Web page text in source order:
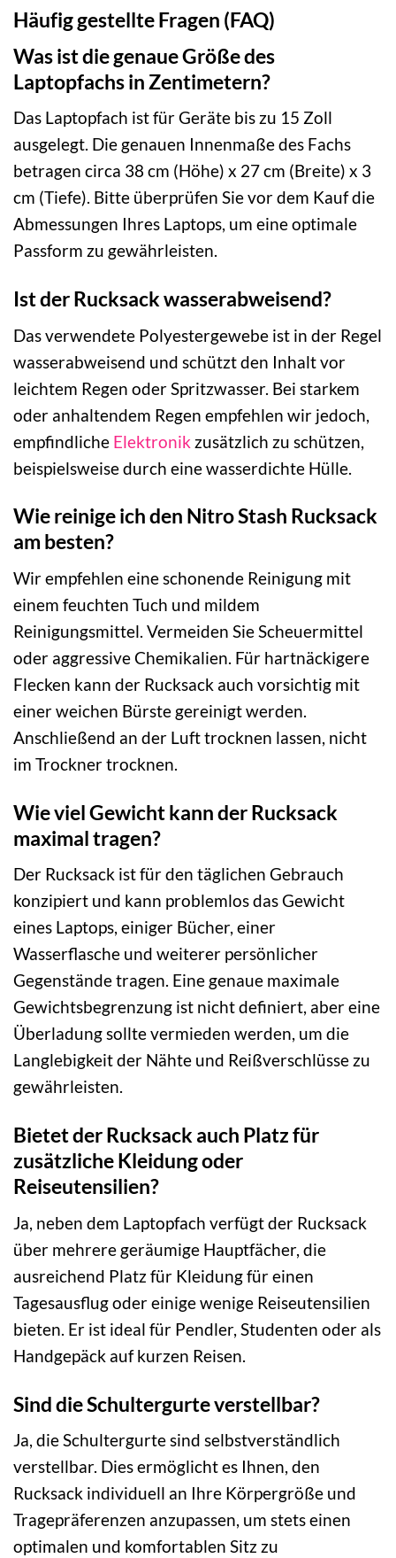
Häufig gestellte Fragen (FAQ)
Was ist die genaue Größe des
Laptopfachs in Zentimetern?
Das Laptopfach ist für Geräte bis zu 15 Zoll
ausgelegt. Die genauen Innenmaße des Fachs
betragen circa 38 cm (Höhe) x 27 cm (Breite) x 3
cm (Tiefe). Bitte überprüfen Sie vor dem Kauf die
Abmessungen Ihres Laptops, um eine optimale
Passform zu gewährleisten.
Ist der Rucksack wasserabweisend?
Das verwendete Polyestergewebe ist in der Regel
wasserabweisend und schützt den Inhalt vor
leichtem Regen oder Spritzwasser. Bei starkem
oder anhaltendem Regen empfehlen wir jedoch,
empfindliche Elektronik zusätzlich zu schützen,
beispielsweise durch eine wasserdichte Hülle.
Wie reinige ich den Nitro Stash Rucksack
am besten?
Wir empfehlen eine schonende Reinigung mit
einem feuchten Tuch und mildem
Reinigungsmittel. Vermeiden Sie Scheuermittel
oder aggressive Chemikalien. Für hartnäckigere
Flecken kann der Rucksack auch vorsichtig mit
einer weichen Bürste gereinigt werden.
Anschließend an der Luft trocknen lassen, nicht
im Trockner trocknen.
Wie viel Gewicht kann der Rucksack
maximal tragen?
Der Rucksack ist für den täglichen Gebrauch
konzipiert und kann problemlos das Gewicht
eines Laptops, einiger Bücher, einer
Wasserflasche und weiterer persönlicher
Gegenstände tragen. Eine genaue maximale
Gewichtsbegrenzung ist nicht definiert, aber eine
Überladung sollte vermieden werden, um die
Langlebigkeit der Nähte und Reißverschlüsse zu
gewährleisten.
Bietet der Rucksack auch Platz für
zusätzliche Kleidung oder
Reiseutensilien?
Ja, neben dem Laptopfach verfügt der Rucksack
über mehrere geräumige Hauptfächer, die
ausreichend Platz für Kleidung für einen
Tagesausflug oder einige wenige Reiseutensilien
bieten. Er ist ideal für Pendler, Studenten oder als
Handgepäck auf kurzen Reisen.
Sind die Schultergurte verstellbar?
Ja, die Schultergurte sind selbstverständlich
verstellbar. Dies ermöglicht es Ihnen, den
Rucksack individuell an Ihre Körpergröße und
Tragepräferenzen anzupassen, um stets einen
optimalen und komfortablen Sitz zu